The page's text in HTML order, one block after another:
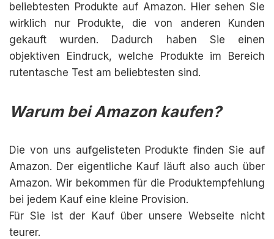
beliebtesten Produkte auf Amazon. Hier sehen Sie
wirklich nur Produkte, die von anderen Kunden
gekauft wurden. Dadurch haben Sie einen
objektiven Eindruck, welche Produkte im Bereich
rutentasche Test am beliebtesten sind.
Warum bei Amazon kaufen?
Die von uns aufgelisteten Produkte finden Sie auf
Amazon. Der eigentliche Kauf läuft also auch über
Amazon. Wir bekommen für die Produktempfehlung
bei jedem Kauf eine kleine Provision.
Für Sie ist der Kauf über unsere Webseite nicht
teurer.